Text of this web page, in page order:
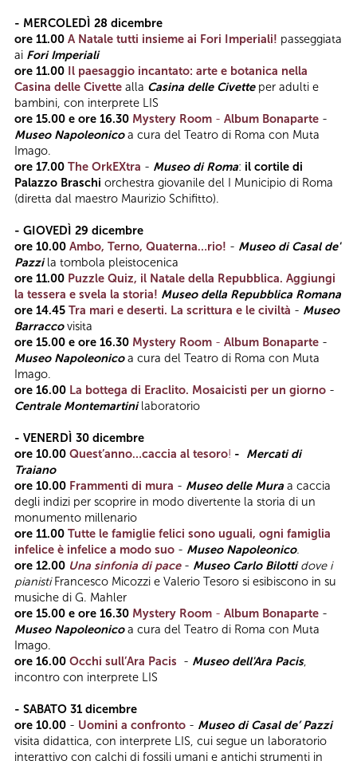
- MERCOLEDÌ 28 dicembre
ore 11.00 A Natale tutti insieme ai Fori Imperiali! passeggiata
ai Fori Imperiali
ore 11.00 Il paesaggio incantato: arte e botanica nella
Casina delle Civette alla Casina delle Civette per adulti e
bambini, con interprete LIS
ore 15.00 e ore 16.30 Mystery Room - Album Bonaparte -
Museo Napoleonicoa cura del Teatro di Roma con Muta
Imago.
ore 17.00 The OrkEXtra - Museo di Roma: il cortile di
Palazzo Braschi orchestra giovanile del I Municipio di Roma
(diretta dal maestro Maurizio Schifitto).
- GIOVEDÌ 29 dicembre
ore 10.00 Ambo, Terno, Quaterna…rio! - Museo di Casal de'
Pazzila tombola pleistocenica
ore 11.00 Puzzle Quiz, il Natale della Repubblica. Aggiungi
la tessera e svela la storia! Museo della Repubblica Romana
ore 14.45 Tra mari e deserti. La scrittura e le civiltà - Museo
Barraccovisita
ore 15.00 e ore 16.30 Mystery Room - Album Bonaparte -
Museo Napoleonicoa cura del Teatro di Roma con Muta
Imago.
ore 16.00 La bottega di Eraclito. Mosaicisti per un giorno -
Centrale Montemartinilaboratorio
- VENERDÌ 30 dicembre
ore 10.00 Quest’anno…caccia al tesoro! - Mercati di
Traiano
ore 10.00 Frammenti di mura - Museo delle Mura a caccia
degli indizi per scoprire in modo divertente la storia di un
monumento millenario
ore 11.00 Tutte le famiglie felici sono uguali, ogni famiglia
infelice è infelice a modo suo - Museo Napoleonico.
ore 12.00 Una sinfonia di pace- Museo Carlo Bilottidove i
pianistiFrancesco Micozzi e Valerio Tesoro si esibiscono in su
musiche di G. Mahler
ore 15.00 e ore 16.30 Mystery Room - Album Bonaparte -
Museo Napoleonicoa cura del Teatro di Roma con Muta
Imago.
ore 16.00 Occhi sull’Ara Pacis - Museo dell'Ara Pacis,
incontro con interprete LIS
- SABATO 31 dicembre
ore 10.00 - Uomini a confronto - Museo di Casal de’ Pazzi
visita didattica, con interprete LIS, cui segue un laboratorio
interattivo con calchi di fossili umani e antichi strumenti in